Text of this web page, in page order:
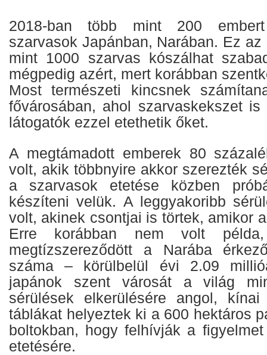
2018-ban több mint 200
szarvasok Japánban, Narában. Ez
mint 1000 szarvas kószálhat
mégpedig azért, mert korábban
Most természeti kincsnek
fővárosában, ahol szarvaskekszet
látogatók ezzel etethetik őket.
A megtámadott emberek 80
volt, akik többnyire akkor szerezték
a szarvasok etetése közben
készíteni velük. A leggyakoribb
volt, akinek csontjai is törtek, amikor
Erre korábban nem volt
megtízszereződött a Narába
száma – körülbelül évi 2.09
japánok szent városát a világ
sérülések elkerülésére angol,
táblákat helyeztek ki a 600 hektáros
boltokban, hogy felhívják a
etetésére.